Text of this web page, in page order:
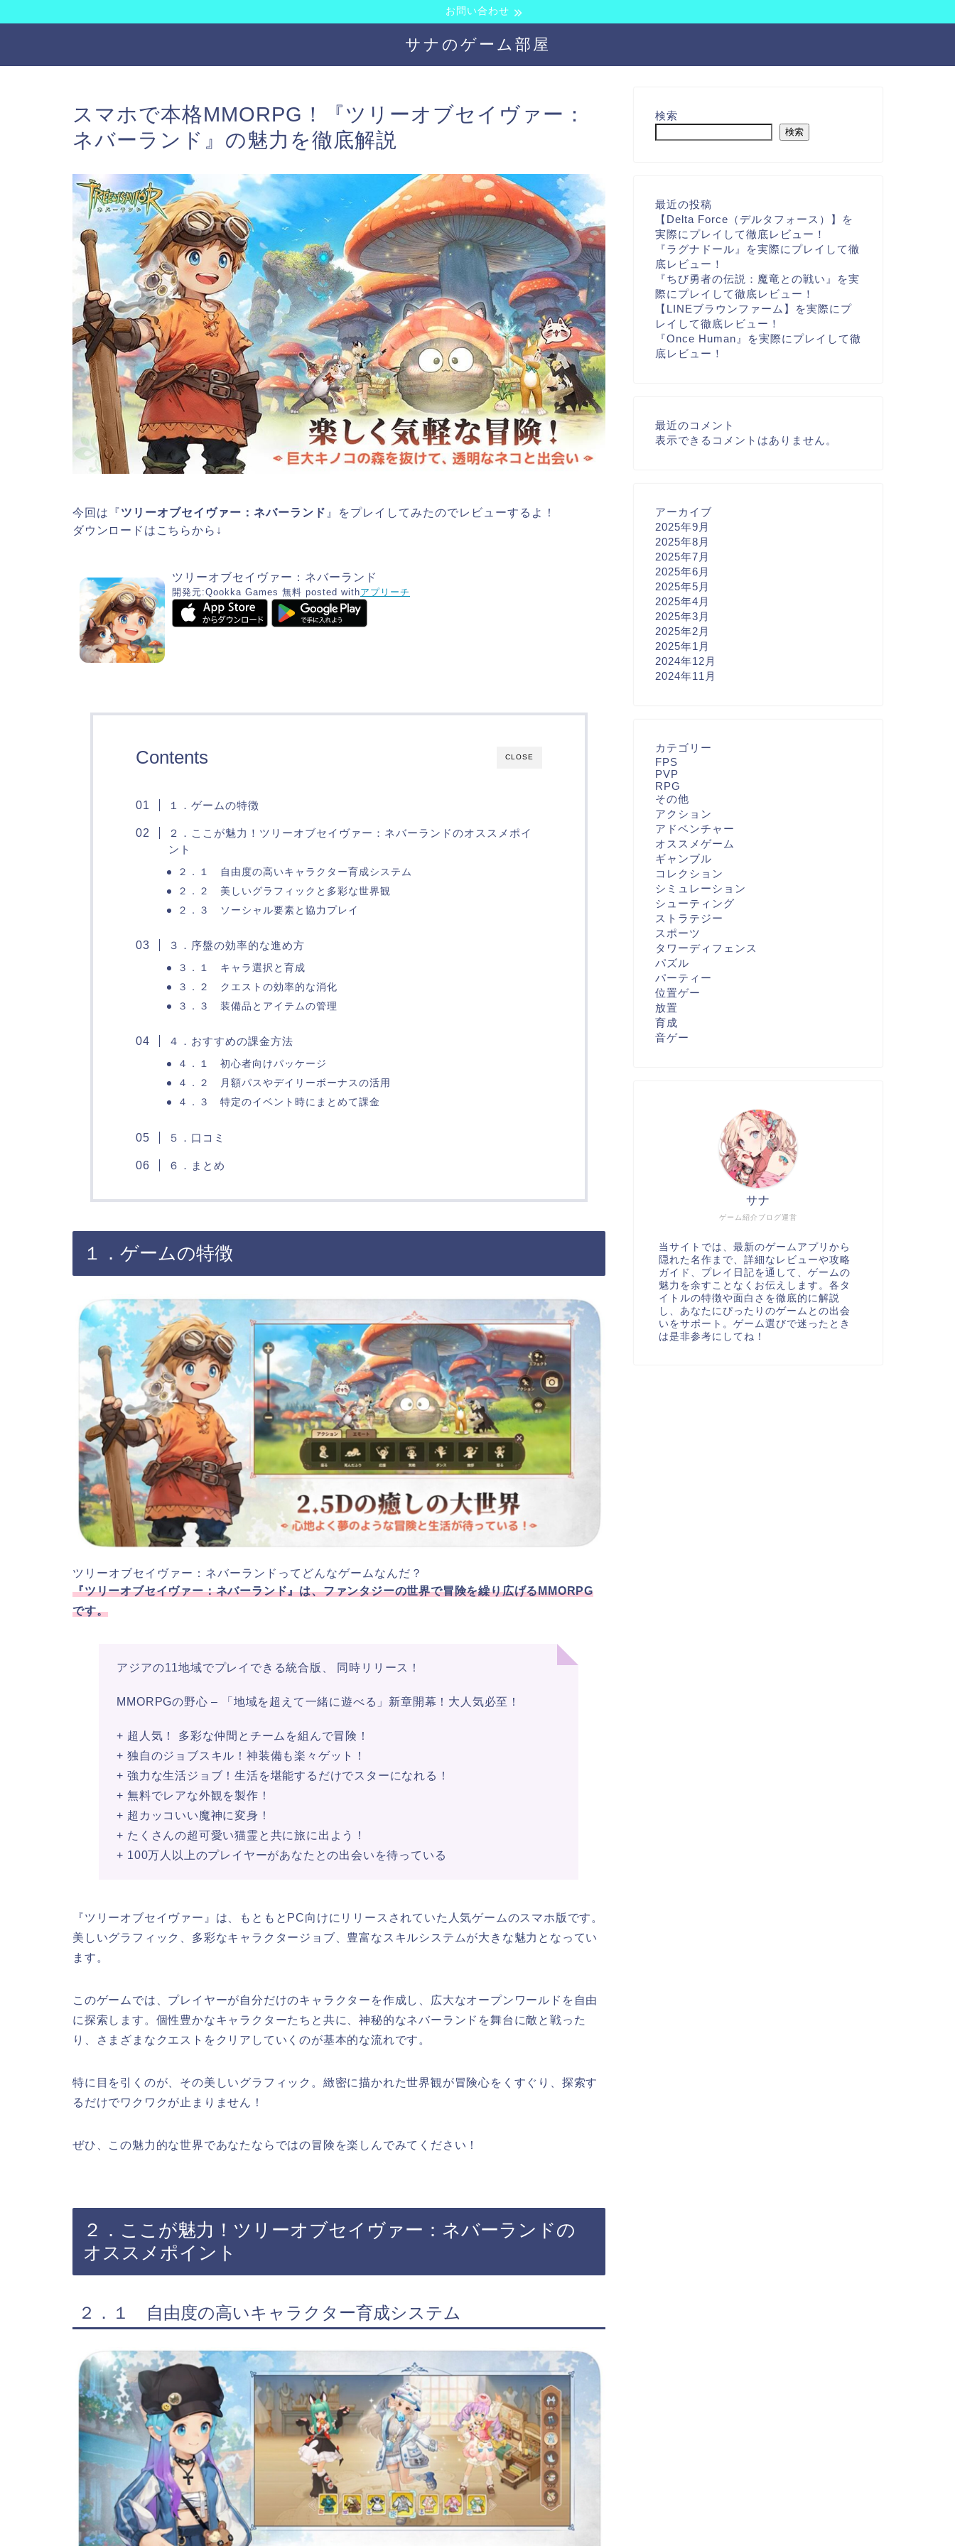
お問い合わせ
サナのゲーム部屋
スマホで本格MMORPG！『ツリーオブセイヴァー：
ネバーランド』の魅力を徹底解説
今回は『ツリーオブセイヴァー：ネバーランド 』をプレイしてみたのでレビューするよ！
ダウンロードはこちらから↓
ツリーオブセイヴァー：ネバーランド
開発元:Qookka Games 無料 posted withアプリーチ
CLOSE
Contents
１．ゲームの特徴
２．ここが魅力！ツリーオブセイヴァー：ネバーランドのオススメポイ
ント
２．１ 自由度の高いキャラクター育成システム
２．２ 美しいグラフィックと多彩な世界観
２．３ ソーシャル要素と協力プレイ
３．序盤の効率的な進め方
３．１ キャラ選択と育成
３．２ クエストの効率的な消化
３．３ 装備品とアイテムの管理
４．おすすめの課金方法
４．１ 初心者向けパッケージ
４．２ 月額パスやデイリーボーナスの活用
４．３ 特定のイベント時にまとめて課金
５．口コミ
６．まとめ
１．ゲームの特徴
ツリーオブセイヴァー：ネバーランドってどんなゲームなんだ？
『ツリーオブセイヴァー：ネバーランド』は、ファンタジーの世界で冒険を繰り広げるMMORPG
です。
アジアの11地域でプレイできる統合版、 同時リリース！
MMORPGの野心 – 「地域を超えて一緒に遊べる」新章開幕！大人気必至！
+ 超人気！ 多彩な仲間とチームを組んで冒険！
+ 独自のジョブスキル！神装備も楽々ゲット！
+ 強力な生活ジョブ！生活を堪能するだけでスターになれる！
+ 無料でレアな外観を製作！
+ 超カッコいい魔神に変身！
+ たくさんの超可愛い猫霊と共に旅に出よう！
+ 100万人以上のプレイヤーがあなたとの出会いを待っている
『ツリーオブセイヴァー』は、もともとPC向けにリリースされていた人気ゲームのスマホ版です。
美しいグラフィック、多彩なキャラクタージョブ、豊富なスキルシステムが大きな魅力となってい
ます。
このゲームでは、プレイヤーが自分だけのキャラクターを作成し、広大なオープンワールドを自由
に探索します。個性豊かなキャラクターたちと共に、神秘的なネバーランドを舞台に敵と戦った
り、さまざまなクエストをクリアしていくのが基本的な流れです。
特に目を引くのが、その美しいグラフィック。緻密に描かれた世界観が冒険心をくすぐり、探索す
るだけでワクワクが止まりません！
ぜひ、この魅力的な世界であなたならではの冒険を楽しんでみてください！
２．ここが魅力！ツリーオブセイヴァー：ネバーランドの
オススメポイント
２．１ 自由度の高いキャラクター育成システム
検索
検索
最近の投稿
【Delta Force（デルタフォース）】を
実際にプレイして徹底レビュー！
『ラグナドール』を実際にプレイして徹
底レビュー！
『ちび勇者の伝説：魔竜との戦い』を実
際にプレイして徹底レビュー！
【LINEブラウンファーム】を実際にプ
レイして徹底レビュー！
『Once Human』を実際にプレイして徹
底レビュー！
最近のコメント
表示できるコメントはありません。
アーカイブ
2025年9月
2025年8月
2025年7月
2025年6月
2025年5月
2025年4月
2025年3月
2025年2月
2025年1月
2024年12月
2024年11月
カテゴリー
FPS
PVP
RPG
その他
アクション
アドベンチャー
オススメゲーム
ギャンブル
コレクション
シミュレーション
シューティング
ストラテジー
スポーツ
タワーディフェンス
パズル
パーティー
位置ゲー
放置
育成
音ゲー
ゲーム紹介ブログ運営
サナ
当サイトでは、最新のゲームアプリから
隠れた名作まで、詳細なレビューや攻略
ガイド、プレイ日記を通して、ゲームの
魅力を余すことなくお伝えします。各タ
イトルの特徴や面白さを徹底的に解説
し、あなたにぴったりのゲームとの出会
いをサポート。ゲーム選びで迷ったとき
は是非参考にしてね！